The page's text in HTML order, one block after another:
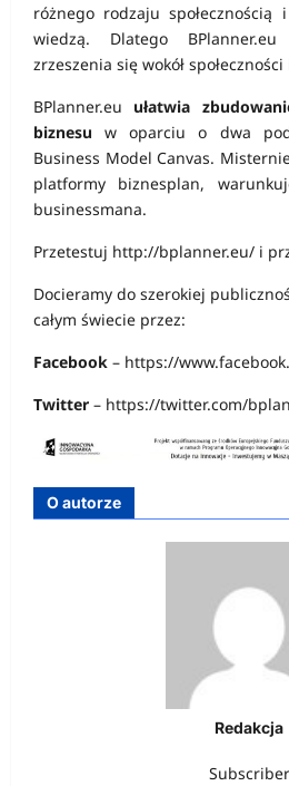
różnego rodzaju
wiedzą. Dlatego
zrzeszenia się wokół
BPlanner.eu ułatwia
biznesu w oparciu o dwa
Business Model Canvas.
platformy biznesplan,
businessmana.
Przetestuj http://bplanner.eu/ i
Docieramy do szerokiej
całym świecie przez:
Facebook – https://
Twitter – https://twitter.com/
O autorze
Redakcja
Subscriber